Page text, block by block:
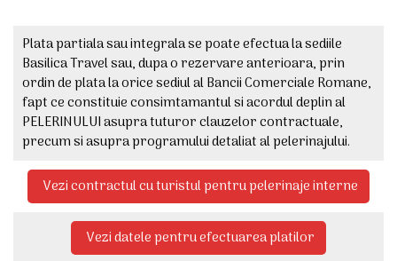
Plata partiala sau integrala se poate efectua la sediile
Basilica Travel sau, dupa o rezervare anterioara, prin
ordin de plata la orice sediul al Bancii Comerciale Romane,
fapt ce constituie consimtamantul si acordul deplin al
PELERINULUI asupra tuturor clauzelor contractuale,
precum si asupra programului detaliat al pelerinajului.
Vezi contractul cu turistul pentru pelerinaje interne
Vezi datele pentru efectuarea platilor